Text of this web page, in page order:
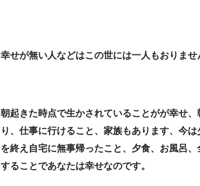
幸せが無い人などはこの世には一人もおりませ
朝起きた時点で生かされていることがが幸せ
り、仕事に行けること、家族もあります、今
を終え自宅に無事帰ったこと、夕食、お風呂
することであなたは幸せなのです。